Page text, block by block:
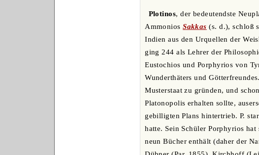
Plotinos, der bedeutendste
AmmoniosSakkas (s. d.), schloß
Indien aus den Urquellen der
ging 244 als Lehrer der
Eustochios und Porphyrios von
Wunderthäters und
Musterstaat zu gründen, und
Platonopolis erhalten sollte,
gebilligten Plans hintertrieb. P.
hatte. Sein Schüler Porphyrios
neun Bücher enthält (daher der